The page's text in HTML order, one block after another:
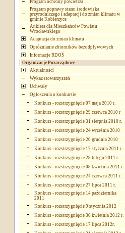
Program ochrony powietrza
Program poprawy stanu środowiska
przyrodniczego i adaptacji do zmian klimatu w
gminie Kobierzyce
Ankieta dla Mieszkańców Powiatu
Wrocławskiego
Adaptacja do zmian klimatu
Opróżnianie zbiorników bezodpływowych
Informacje RDOŚ
Organizacje Pozarządowe
Aktualności
Wykaz stowarzyszeń
Uchwały
Ogłoszenia o konkursie
Konkurs - rozstrzygnięcie 07 maja 2010 r.
Konkurs - rozstrzygnięcie 29 czerwca 2010 r
Konkurs - rozstrzygnięcie 31 sierpnia 2010 r.
Konkurs - rozstrzygnięcie 24 września 2010
Konkurs - rozstrzygnięcie 20 grudnia 2010
Konkurs - rozstrzygnięcie 17 stycznia 2011 r.
Konkurs - rozstrzygnięcie 28 lutego 2011 r.
Konkurs - rozstrzygnięcie 08 kwietnia 2011 r.
Konkurs - rozstrzygnięcie 24 czerwca 2011 r.
Konkurs - rozstrzygnięcie 27 lipca 2011 r.
Konkurs - rozstrzygnięcie 14 października
2011
Konkurs - rozstrzygnięcie 9 stycznia 2012
Konkurs - rozstrzygnięcie 30 kwietnia 2012 r.
Konkurs - rozstrzygnięcie 17 lipca 2012r.